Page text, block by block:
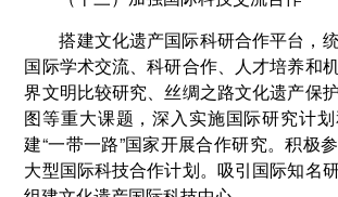
搭建文化遗产国际科研合作平台，
国际学术交流、科研合作、人才培养和
界文明比较研究、丝绸之路文化遗产保
图等重大课题，深入实施国际研究计
建“一带一路”国家开展合作研究。积极
大型国际科技合作计划。吸引国际知名